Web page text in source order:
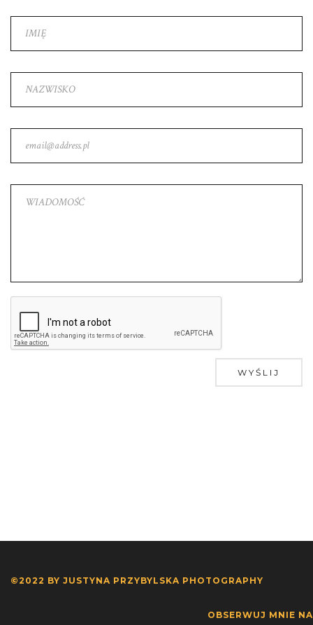
WYŚLIJ
©2022 BY JUSTYNA PRZYBYLSKA PHOTOGRAPHY
OBSERWUJ MNIE NA